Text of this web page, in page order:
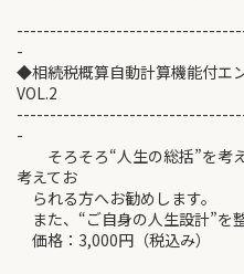
-
◆相続税概算自動計算機能付エ
VOL.2
-
そろそろ“人生の総括”を考
考えてお
られる方へお勧めします。
また、“ご自身の人生設計”を
価格：3,000円（税込み）